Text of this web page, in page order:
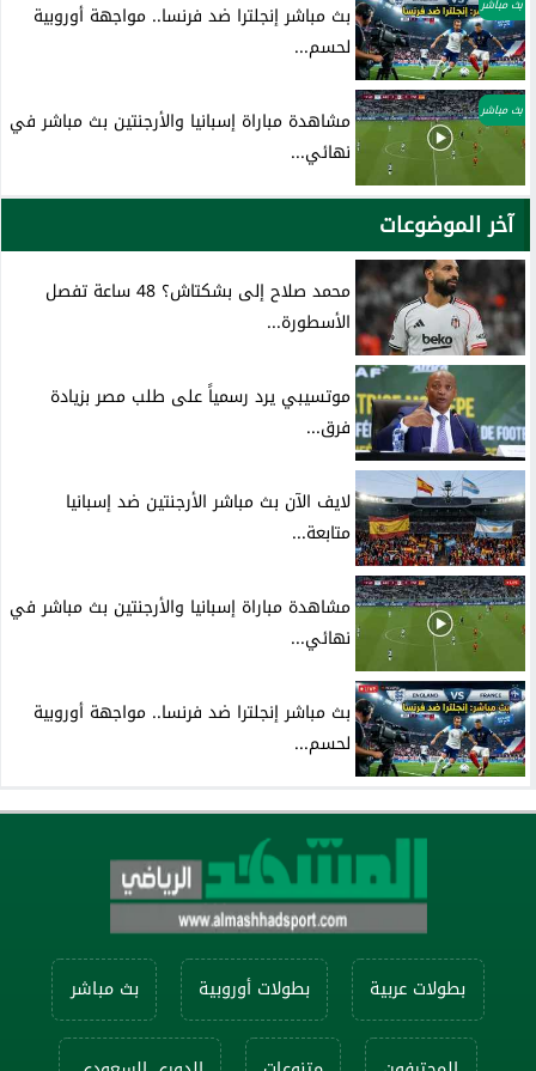
بث مباشر
بث مباشر إنجلترا ضد فرنسا.. مواجهة أوروبية
لحسم...
بث مباشر
مشاهدة مباراة إسبانيا والأرجنتين بث مباشر في
نهائي...
آخر الموضوعات
محمد صلاح إلى بشكتاش؟ 48 ساعة تفصل
الأسطورة...
موتسيبي يرد رسمياً على طلب مصر بزيادة
فرق...
لايف الآن بث مباشر الأرجنتين ضد إسبانيا
متابعة...
مشاهدة مباراة إسبانيا والأرجنتين بث مباشر في
نهائي...
بث مباشر إنجلترا ضد فرنسا.. مواجهة أوروبية
لحسم...
بطولات عربية بطولات أوروبية بث مباشر